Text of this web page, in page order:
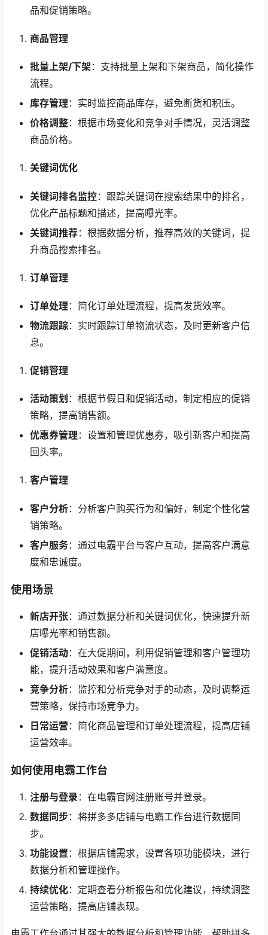
品和促销策略。
商品管理
批量上架/下架：支持批量上架和下架商品，简化操作
流程。
库存管理 ：实时监控商品库存，避免断货和积压。
价格调整：根据市场变化和竞争对手情况，灵活调整
商品价格。
关键词优化
关键词排名监控：跟踪关键词在搜索结果中的排名，
优化产品标题和描述，提高曝光率。
关键词推荐：根据数据分析，推荐高效的关键词，提
升商品搜索排名。
订单管理
订单处理 ：简化订单处理流程，提高发货效率。
物流跟踪：实时跟踪订单物流状态，及时更新客户信
息。
促销管理
活动策划 ：根据节假日和促销活动，制定相应的促销
策略，提高销售额。
优惠券管理 ：设置和管理优惠券，吸引新客户和提高
回头率。
客户管理
客户分析：分析客户购买行为和偏好，制定个性化营
销策略。
客户服务：通过电霸平台与客户互动，提高客户满意
度和忠诚度。
使用场景
新店开张：通过数据分析和关键词优化，快速提升新
店曝光率和销售额。
促销活动：在大促期间，利用促销管理和客户管理功
能，提升活动效果和客户满意度。
竞争分析：监控和分析竞争对手的动态，及时调整运
营策略，保持市场竞争力。
日常运营：简化商品管理和订单处理流程，提高店铺
运营效率。
如何使用电霸工作台
注册与登录 ：在电霸官网注册账号并登录。
数据同步：将拼多多店铺与电霸工作台进行数据同
步。
功能设置 ：根据店铺需求，设置各项功能模块，进行
数据分析和管理操作。
持续优化：定期查看分析报告和优化建议，持续调整
运营策略，提高店铺表现。